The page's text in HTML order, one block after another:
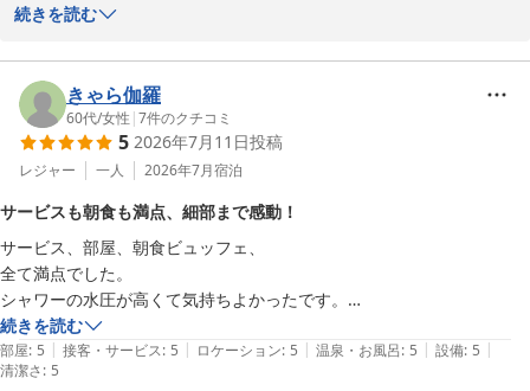
ざいました。
当館は、坂の上にある為ご移動でご足労をおかけいたしました。
周辺には徒歩圏内に複数の飲食店があり繁華街から離れており、静
かにお休み頂けるのが自慢でもあります。
これからも快適にお過ごしいただけるホテルを目指して努めてまい
ります。ぜひまたお仕事やご旅行の際にご利用くださいませ。
ホテルを目指し 日々研鑚を重ねてまいります。
この度はお忙しい中ご投稿頂きまして誠にありがとうございまし
た。
またのご来館をスタッフ一同、心よりお待ちしております。
横浜マンダリンホテル
フロント
続きを読む
きゃら伽羅
60代/女性 |7件のクチコミ
5 2026年7月11日投稿
レジャー 一人 2026年7月宿泊
サービスも朝食も満点、細部まで感動！
サービス、部屋、朝食ビュッフェ、
全て満点でした。
シャワーの水圧が高くて気持ちよかったです。
自動で流れるトイレにもビックリしました。
そして部屋にある椅子の滑りの良さにも感心しました。何気ないことで
すが細部にわたり気を使っているとを感じました。
続きを読む
部屋: 5 | 接客・サービス: 5 | ロケーション: 5 | 温泉・お風呂: 5 | 設備: 5 |
清潔さ: 5